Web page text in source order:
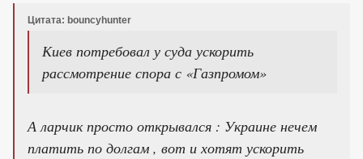
Цитата: bouncyhunter
Киев потребовал у суда ускорить
рассмотрение спора с «Газпромом»
А ларчик просто открывался : Украине нечем
платить по долгам , вот и хотят ускорить